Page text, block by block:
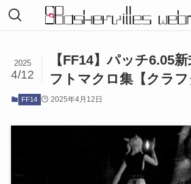
【FF14】パッチ6.05
フトマクロ集【クラフ
2025
4/12
FF14 2025年4月12日